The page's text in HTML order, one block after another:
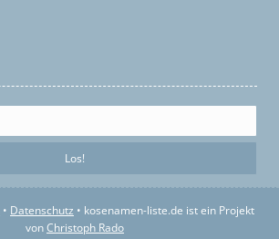
• Datenschutz • kosenamen-liste.de ist ein Projekt
vonChristoph Rado